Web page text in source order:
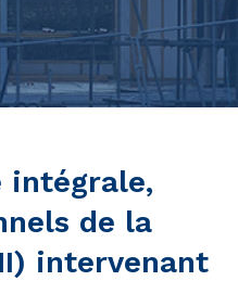
intégrale,
de la
intervenant